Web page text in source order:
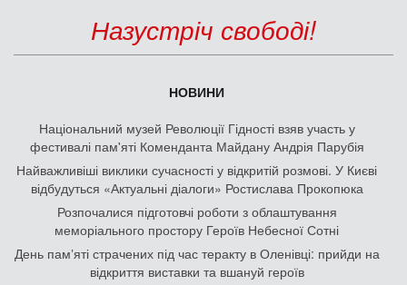
Назустріч свободі!
НОВИНИ
Національний музей Революції Гідності взяв участь у
фестивалі пам'яті Коменданта Майдану Андрія Парубія
Найважливіші виклики сучасності у відкритій розмові. У Києві
відбудуться «Актуальні діалоги» Ростислава Прокопюка
Розпочалися підготовчі роботи з облаштування
меморіального простору Героїв Небесної Сотні
День памʼяті страчених під час теракту в Оленівці: прийди на
відкриття виставки та вшануй героїв